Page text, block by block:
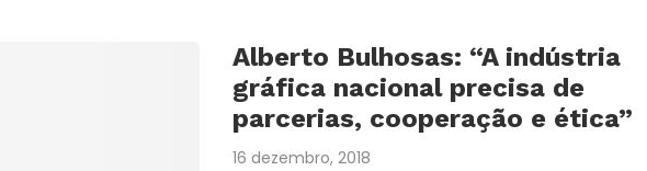
Alberto Bulhosas: “A indústria
gráfica nacional precisa de
parcerias, cooperação e ética”
16 dezembro, 2018